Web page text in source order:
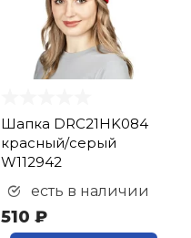
Шапка DRC21HK084
красный/серый
W112942
есть в наличии
510 ₽